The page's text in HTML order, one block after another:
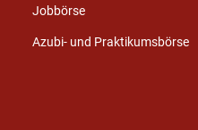
Jobbörse
Azubi- und Praktikumsbörse